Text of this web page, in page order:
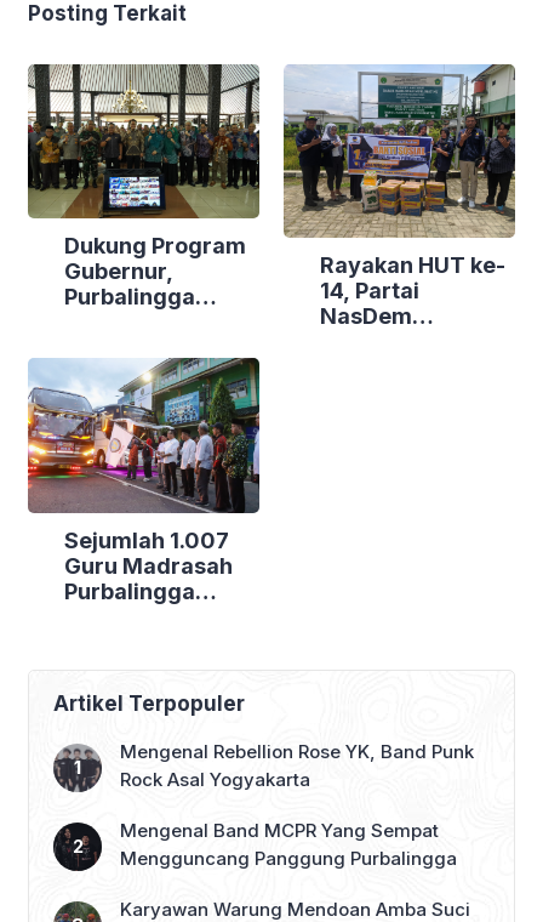
Posting Terkait
Dukung Program
Gubernur,
Purbalingga
Kecamatan
Berdaya
Rayakan HUT ke-
14, Partai
NasDem
Sejumlah 1.007
Guru Madrasah
Purbalingga
Purbalingga Beri
Dukungan Penuh
Artikel Terpopuler
Mengenal Rebellion Rose YK, Band Punk
Rock Asal Yogyakarta
Mengenal Band MCPR Yang Sempat
Mengguncang Panggung Purbalingga
Karyawan Warung Mendoan Amba Suci